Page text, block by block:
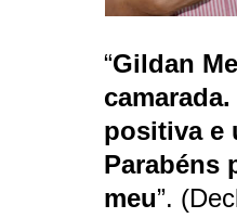
“Gildan
positiva e
Parabéns
meu”.